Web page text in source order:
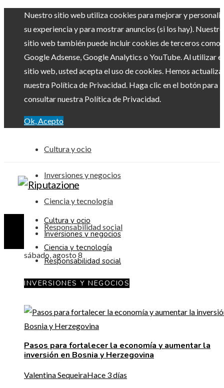
Nuestro sitio web utiliza cookies para mejorar y
su experiencia y para mostrar anuncios (si los hay). Nuestro
sitio web también puede incluir cookies de terceros como
Google Adsense, Google Analytics o YouTube. Al utilizar el
sitio web, usted acepta el uso de cookies. Hemos
nuestra Política de Privacidad. Haga clic en el botón para
consultar nuestra Política de Privacidad.
Ok, Acepto
Cultura y ocio
Inversiones y negocios
Ciencia y tecnología
Responsabilidad social
sábado, agosto 8
Cultura y ocio
Inversiones y negocios
Ciencia y tecnología
Responsabilidad social
INVERSIONES Y NEGOCIOS
Pasos para fortalecer la economía y aumentar la
inversión en Bosnia y Herzegovina
Valentina SequeiraHace 3 días